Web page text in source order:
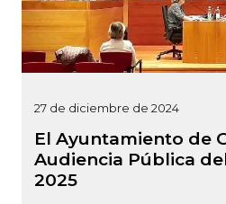
27 de diciembre de 2024
El Ayuntamiento de
Audiencia Pública
2025